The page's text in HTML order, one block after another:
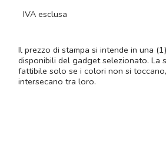
IVA esclusa
Il prezzo di stampa si intende in una
disponibili del gadget selezionato. La
fattibile solo se i colori non si
intersecano tra loro.